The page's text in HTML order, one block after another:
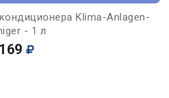
Klima-Anlagen-
- 1 л